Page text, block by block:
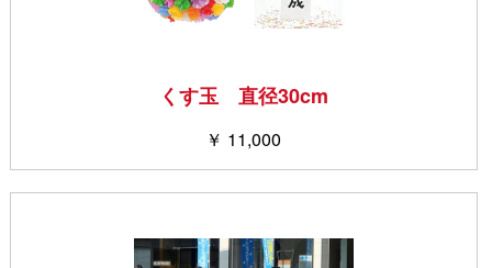
くす玉 直径30cm
￥ 11,000